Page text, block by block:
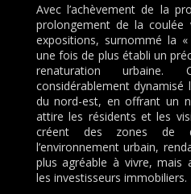
Avec l’achèvement de la
prolongement de la coulée
expositions, surnommé la
une fois de plus établi un
renaturation urbaine.
considérablement dynamisé
du nord-est, en offrant un
attire les résidents et les
créent des zones de
l’environnement urbain,
plus agréable à vivre, mais
les investisseurs immobiliers.